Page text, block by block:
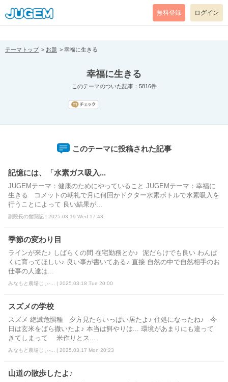
[pear_error: message="Success" code=0 mode=return level=notice
prefix="" info=""]
無料登録 ログイン
テーマトップ お題 幸福に生きる
幸福に生きる
このテーマのついた記事：5816件
このテーマに投稿された記事
記憶には、「水素ガス吸入...
JUGEMテーマ：健康のためにやっていること JUGEMテーマ：幸福に
生きる コメットの朝礼で月に何回かドクター水素ボトルで水素吸入を
行うことによって 良い結果が...
副院長の奮闘記 | 2025.03.19 Wed 17:43
季節の変わり目
ラインが来た♪ しばらくの間 在宅勤務とか♪ 泥だらけでも良い わんぱ
くに育ってほしい♪ 良い事が書いてある♪ 直接 自然の中で自然相手のお
仕事の人達は...
みなもと農場じぃ-... | 2025.03.18 Tue 20:00
スズメの学校
スズメ 絶滅危惧種 夕方見たらいっぱい居たよ♪ 住処になったね♪ 今
日は玄米をばら撒いたよ♪ 本当は餌やりは... 環境があまりにも違って
きてしまって 米作りとス...
みなもと農場じぃ-... | 2025.03.17 Mon 20:23
山道の散歩したよ♪